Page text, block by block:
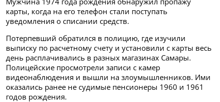
карты, когда на его телефон стали поступать
уведомления о списании средств.
Потерпевший обратился в полицию, где изучили
выписку по расчетному счету и установили с карты весь
день расплачивались в разных магазинах Самары.
Полицейские просмотрели записи с камер
видеонаблюдения и вышли на злоумышленников. Ими
оказались ранее не судимые пенсионеры 1960 и 1961
годов рождения.